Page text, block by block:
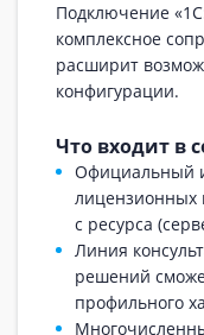
Подключение
комплексное
расширит
конфигурации.
Что входит в
Официальный
лицензионных
с ресурса
Линия
решений
профильного